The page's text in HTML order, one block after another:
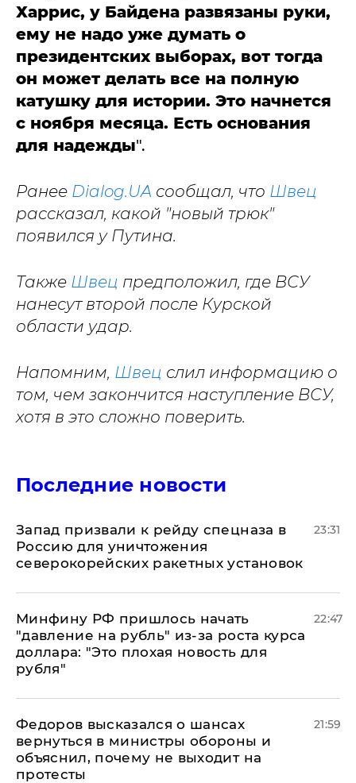
Харрис, у Байдена развязаны руки,
ему не надо уже думать о
президентских выборах, вот тогда
он может делать все на полную
катушку для истории. Это начнется
с ноября месяца. Есть основания
для надежды".
Ранее Dialog.UA сообщал, что Швец
рассказал, какой "новый трюк"
появился у Путина.
Также Швец предположил, где ВСУ
нанесут второй после Курской
области удар.
Напомним, Швец слил информацию о
том, чем закончится наступление ВСУ,
хотя в это сложно поверить.
Последние новости
Запад призвали к рейду спецназа в
Россию для уничтожения
северокорейских ракетных установок
23:31
Минфину РФ пришлось начать
"давление на рубль" из-за роста курса
доллара: "Это плохая новость для
рубля"
22:47
Федоров высказался о шансах
вернуться в министры обороны и
объяснил, почему не выходит на
протесты
21:59